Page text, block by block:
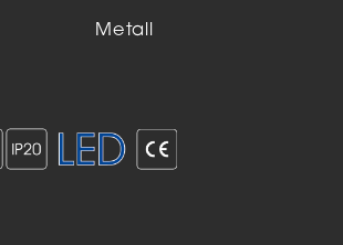
Metall